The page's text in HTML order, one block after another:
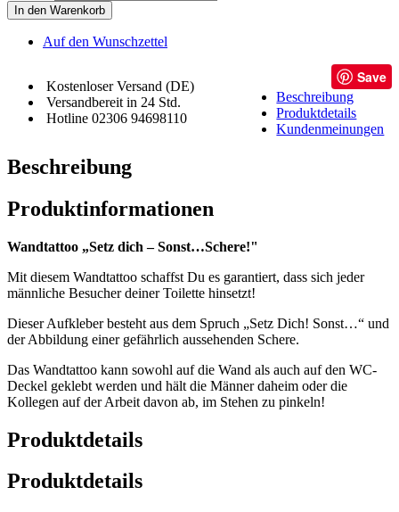
In den Warenkorb
Auf den Wunschzettel
Kostenloser Versand (DE)
Versandbereit in 24 Std.
Hotline 02306 94698110
Save
Beschreibung
Produktdetails
Kundenmeinungen
Beschreibung
Produktinformationen
Wandtattoo „Setz dich – Sonst…Schere!"
Mit diesem Wandtattoo schaffst Du es garantiert, dass sich jeder
männliche Besucher deiner Toilette hinsetzt!
Dieser Aufkleber besteht aus dem Spruch „Setz Dich! Sonst…“ und
der Abbildung einer gefährlich aussehenden Schere.
Das Wandtattoo kann sowohl auf die Wand als auch auf den WC-
Deckel geklebt werden und hält die Männer daheim oder die
Kollegen auf der Arbeit davon ab, im Stehen zu pinkeln!
Produktdetails
Produktdetails